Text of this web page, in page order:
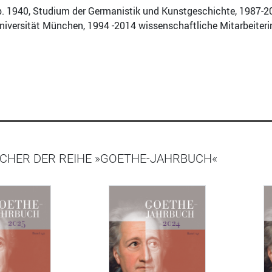
1940, Studium der Germanistik und Kunstgeschichte,
München, 1994 -2014 wissenschaftliche
DER REIHE »GOETHE-JAHRBUCH«